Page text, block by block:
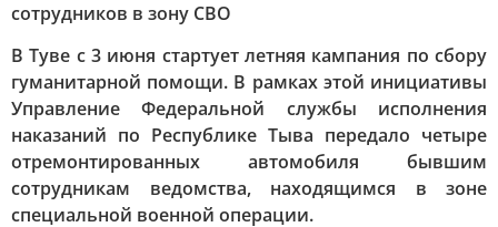
сотрудников в зону СВО
В Туве с 3 июня стартует летняя кампания по сбору
гуманитарной помощи. В рамках этой инициативы
Управление Федеральной службы исполнения
наказаний по Республике Тыва передало четыре
отремонтированных автомобиля бывшим
сотрудникам ведомства, находящимся в зоне
специальной военной операции.